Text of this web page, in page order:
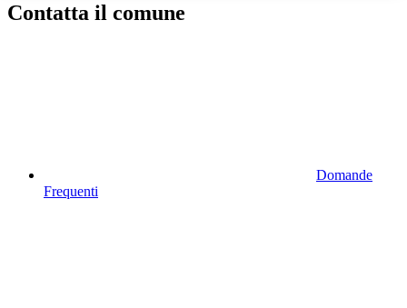
Contatta il comune
Domande
Frequenti